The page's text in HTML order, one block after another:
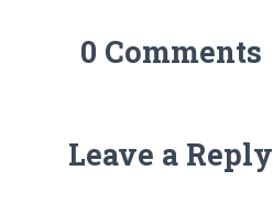
0 Comments
Leave a Reply